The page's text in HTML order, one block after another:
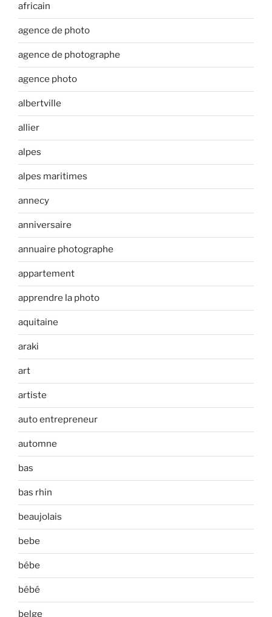
africain
agence de photo
agence de photographe
agence photo
albertville
allier
alpes
alpes maritimes
annecy
anniversaire
annuaire photographe
appartement
apprendre la photo
aquitaine
araki
art
artiste
auto entrepreneur
automne
bas
bas rhin
beaujolais
bebe
bébe
bébé
belge